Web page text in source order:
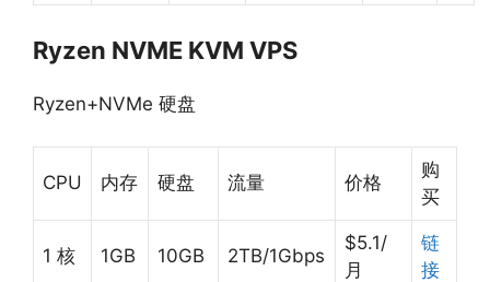
Ryzen NVME KVM VPS
Ryzen+NVMe 硬盘
CPU 内存 硬盘 流量 价格
购
买
1 核 1GB 10GB 2TB/1Gbps
$5.1/
月
链
接